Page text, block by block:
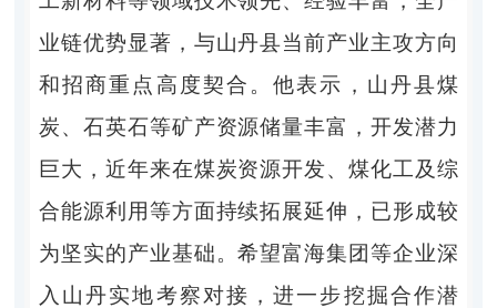
业链优势显著，与山丹县当前产业主攻方向
和招商重点高度契合。他表示，山丹县煤
炭、石英石等矿产资源储量丰富，开发潜力
巨大，近年来在煤炭资源开发、煤化工及综
合能源利用等方面持续拓展延伸，已形成较
为坚实的产业基础。希望富海集团等企业深
入山丹实地考察对接，进一步挖掘合作潜